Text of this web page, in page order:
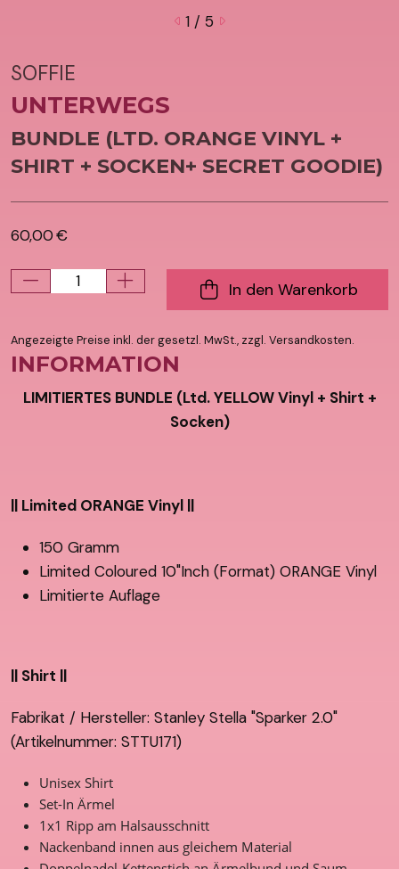
1 / 5
SOFFIE
UNTERWEGS
BUNDLE (LTD. ORANGE VINYL +
SHIRT + SOCKEN+ SECRET GOODIE)
60,00 €
In den Warenkorb
Angezeigte Preise inkl. der gesetzl. MwSt., zzgl. Versandkosten.
INFORMATION
LIMITIERTES BUNDLE (Ltd. YELLOW Vinyl + Shirt +
Socken)
|| Limited ORANGE Vinyl ||
150 Gramm
Limited Coloured 10"Inch (Format) ORANGE Vinyl
Limitierte Auflage
|| Shirt ||
Fabrikat / Hersteller: Stanley Stella "Sparker 2.0"
(Artikelnummer: STTU171)
Unisex Shirt
Set-In Ärmel
1x1 Ripp am Halsausschnitt
Nackenband innen aus gleichem Material